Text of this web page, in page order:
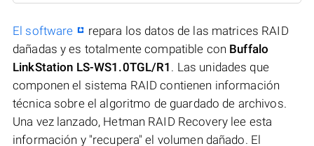
El software
repara los datos de las matrices RAID
dañadas y es totalmente compatible con Buffalo
LinkStation LS-WS1.0TGL/R1 . Las unidades que
componen el sistema RAID contienen información
técnica sobre el algoritmo de guardado de archivos.
Una vez lanzado, Hetman RAID Recovery lee esta
información y "recupera" el volumen dañado. El